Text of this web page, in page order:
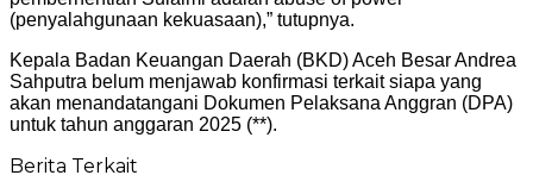
(penyalahgunaan kekuasaan),” tutupnya.
Kepala Badan Keuangan Daerah (BKD) Aceh Besar Andrea
Sahputra belum menjawab konfirmasi terkait siapa yang
akan menandatangani Dokumen Pelaksana Anggran (DPA)
untuk tahun anggaran 2025 (**).
Berita Terkait